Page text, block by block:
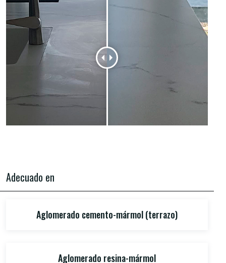
Adecuado en
Aglomerado cemento-mármol (terrazo)
Aglomerado resina-mármol